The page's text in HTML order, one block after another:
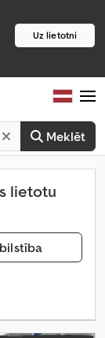
Uz lietotni
Meklēt
lietotu